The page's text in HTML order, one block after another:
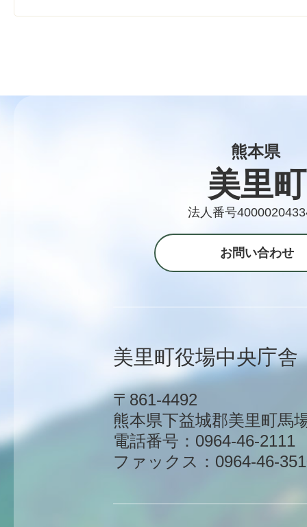
熊本県
美里町
法人番号
お問い合わせ
美里町役場中央庁舎
〒861-4492
熊本県下益城郡美里町馬
電話番号：0964-46-2111
ファックス：0964-46-